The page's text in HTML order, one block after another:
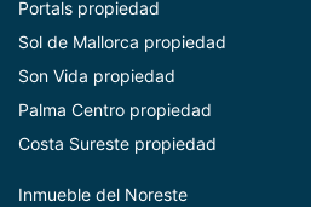
Portals propiedad
Sol de Mallorca propiedad
Son Vida propiedad
Palma Centro propiedad
Costa Sureste propiedad
Inmueble del Noreste